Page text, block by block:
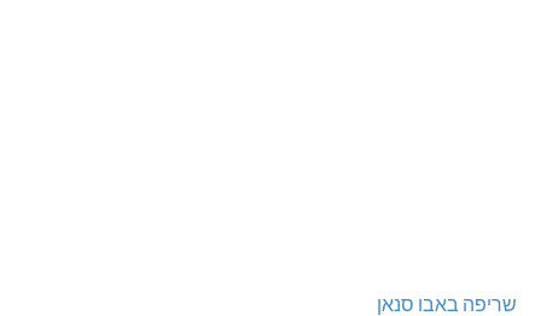
שריפה באבו סנאן